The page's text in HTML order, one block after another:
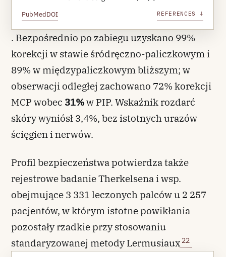
PubMedDOI REFERENCES ↓
. Bezpośrednio po zabiegu uzyskano 99%
korekcji w stawie śródręczno-paliczkowym i
89% w międzypaliczkowym bliższym; w
obserwacji odległej zachowano 72% korekcji
MCP wobec 31%w PIP. Wskaźnik rozdarć
skóry wyniósł 3,4%, bez istotnych urazów
ścięgien i nerwów.
Profil bezpieczeństwa potwierdza także
rejestrowe badanie Therkelsena i wsp.
obejmujące 3 331 leczonych palców u 2 257
pacjentów, w którym istotne powikłania
pozostały rzadkie przy stosowaniu
standaryzowanej metody Lermusiaux22